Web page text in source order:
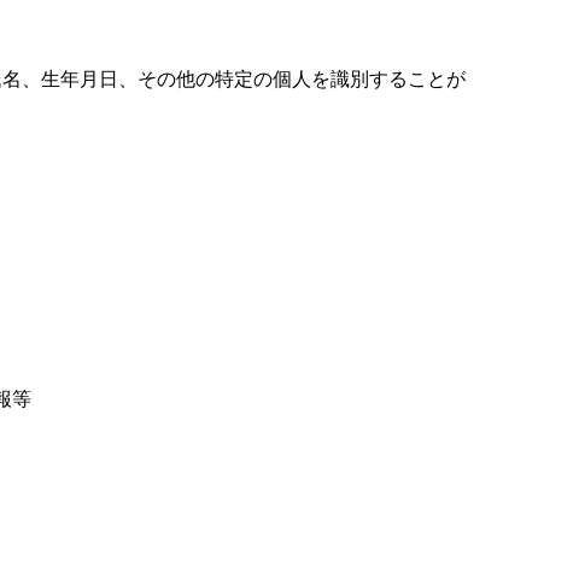
、生年月日、その他の特定の個人を識別することが
等